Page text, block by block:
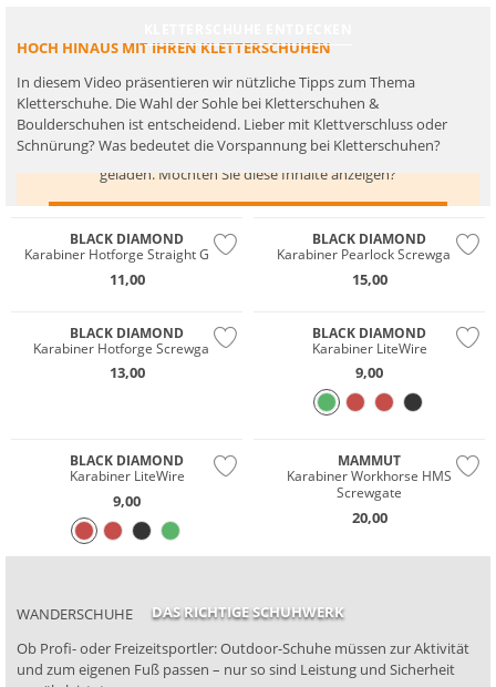
HOCH HINAUS MIT IHREN KLETTERSCHUHEN
In diesem Video präsentieren wir nützliche Tipps zum Thema
Kletterschuhe. Die Wahl der Sohle bei Kletterschuhen &
Boulderschuhen ist entscheidend. Lieber mit Klettverschluss oder
Schnürung? Was bedeutet die Vorspannung bei Kletterschuhen?
Hier werden Inhalte vonwww.youtube.com
geladen. Möchten Sie diese Inhalte anzeigen?
BLACK DIAMOND
Karabiner Hotforge Straight Gate
11,00
BLACK DIAMOND
Karabiner Pearlock Screwgate
15,00
BLACK DIAMOND
Karabiner Hotforge Screwgate
13,00
BLACK DIAMOND
Karabiner LiteWire
9,00
BLACK DIAMOND
Karabiner LiteWire
9,00
MAMMUT
Karabiner Workhorse HMS
Screwgate
20,00
DAS RICHTIGE SCHUHWERK
WANDERSCHUHE
Ob Profi- oder Freizeitsportler: Outdoor-Schuhe müssen zur Aktivität
und zum eigenen Fuß passen – nur so sind Leistung und Sicherheit